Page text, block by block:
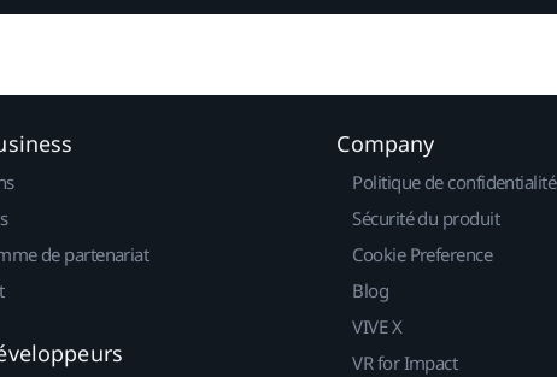
de partenariat
Company
Politique de confidentialité
Sécurité du produit
Cookie Preference
Blog
VIVE X
VR for Impact